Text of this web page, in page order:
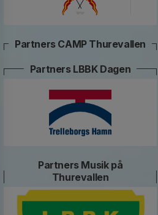
Partners CAMP Thurevallen
Partners LBBK Dagen
Partners Musik på
Thurevallen